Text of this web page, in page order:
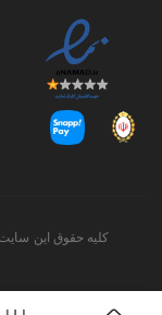
کلیه حقوق این سایت